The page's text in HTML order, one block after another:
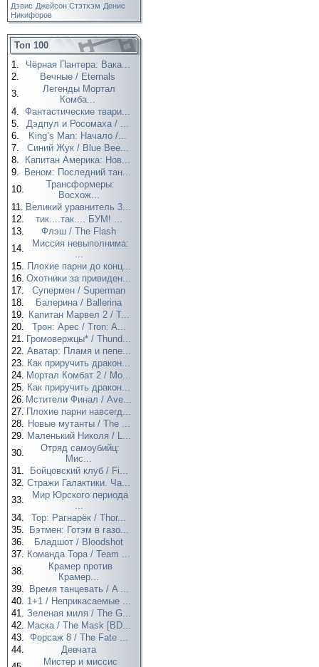
Дэвис Джейсон Стэтхэм Денис
Никифоров
Топ 100
1.
Чёрная Пантера: Вака...
2.
Вечные / Eternals
3.
Легенды Мортал
Комба...
4. Фантастические твари...
5.
Дэдпул и Росомаха / ...
6.
King’s Man: Начало /...
7.
Синий Жук / Blue Bee...
8.
Капитан Америка: Нов...
9.
Веном: Последний тан...
10.
Трансформеры:
Восхож...
11. Великий уравнитель 3...
12.
тик....так.... БУМ! ...
13.
Флэш / The Flash
14.
Миссия невыполнима:
...
15. Плохие парни до конц...
16. Охотники за привиден...
17.
Супермен / Superman
18.
Балерина / Ballerina
19. Капитан Марвел 2 / T...
20.
Трон: Арес / Tron: A...
21. Громовержцы* / Thund...
22. Аватар: Пламя и пепе...
23. Как приручить дракон...
24. Мортал Комбат 2 / Mo...
25. Как приручить дракон...
26. Мстители Финал / Ave...
27. Плохие парни навсегд...
28. Новые мутанты / The ...
29. Маленький Николя / L...
30.
Отряд самоубийц:
Мис...
31.
Бойцовский клуб / Fi...
32. Стражи Галактики. Ча...
33.
Мир Юрского периода
...
34.
Тор: Рагнарёк / Thor...
35.
Бэтмен: Готэм в газо...
36.
Бладшот / Bloodshot
37. Команда Тора / Team ...
38.
Крамер против
Крамер...
39.
Время танцевать / A ...
40. 1+1 / Неприкасаемые ...
41. Зеленая миля / The G...
42. Маска / The Mask [BD...
43. Форсаж 8 / The Fate ...
44.
Девчата
Мистер и миссис